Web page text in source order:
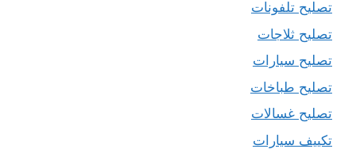
تصليح تلفونات
تصليح ثلاجات
تصليح سيارات
تصليح طباخات
تصليح غسالات
تكييف سيارات